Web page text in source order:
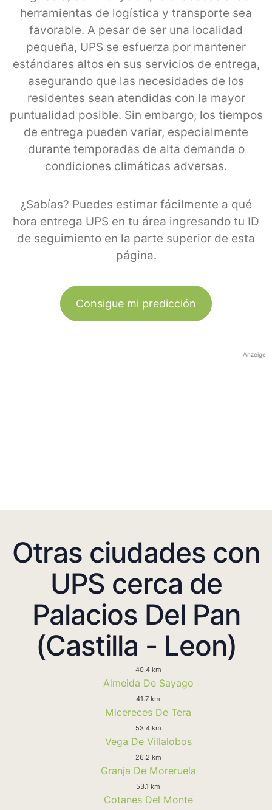
herramientas de logística y transporte sea
favorable. A pesar de ser una localidad
pequeña, UPS se esfuerza por mantener
estándares altos en sus servicios de entrega,
asegurando que las necesidades de los
residentes sean atendidas con la mayor
puntualidad posible. Sin embargo, los tiempos
de entrega pueden variar, especialmente
durante temporadas de alta demanda o
condiciones climáticas adversas.
¿Sabías? Puedes estimar fácilmente a qué
hora entrega UPS en tu área ingresando tu ID
de seguimiento en la parte superior de esta
página.
Consigue mi predicción
Anzeige
Otras ciudades con
UPS cerca de
Palacios Del Pan
(Castilla - Leon)
40.4 km
Almeida De Sayago
41.7 km
Micereces De Tera
53.4 km
Vega De Villalobos
26.2 km
Granja De Moreruela
53.1 km
Cotanes Del Monte